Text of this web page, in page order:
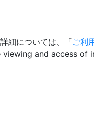
細については、「ご利
and access of